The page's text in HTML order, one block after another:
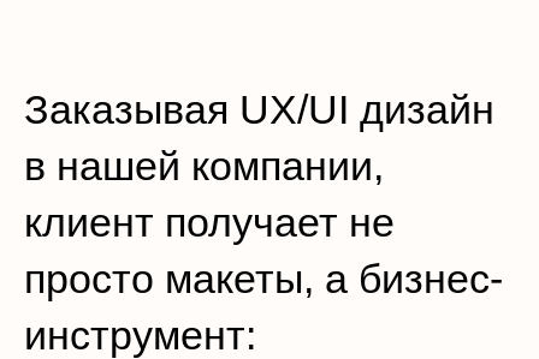
Заказывая UX/UI дизайн
в нашей компании,
клиент получает не
просто макеты, а бизнес-
инструмент: